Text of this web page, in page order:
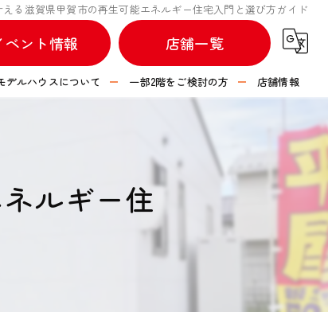
える滋賀県甲賀市の再生可能エネルギー住宅入門と選び方ガイド
ベント情報 店舗一覧
デルハウスについて 一部2階をご検討の方 店舗情報
つなぐハウス 彦根店
つなぐハウス 長浜店
つなぐハウス 水口店
ルギー住